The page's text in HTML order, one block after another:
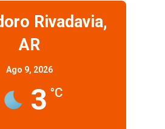
Rivadavia,
AR
Ago 9, 2026
3 °C